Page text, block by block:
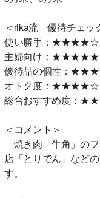
＜rika流 優待チェッ
使い勝手：★★★★☆
主婦向け：★★★★★
優待品の個性：
オトク度：★★★★☆
総合おすすめ度：
＜コメント＞
焼き肉「牛角」の
店「とりでん」など
す。